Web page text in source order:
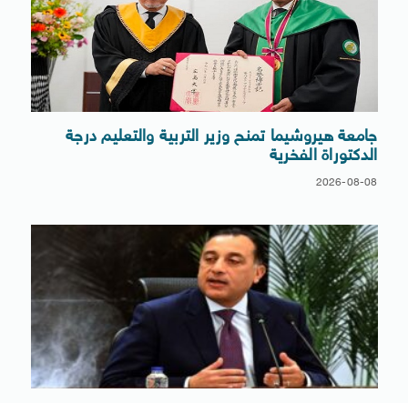
جامعة هيروشيما تمنح وزير التربية والتعليم درجة
الدكتوراة الفخرية
2026-08-08